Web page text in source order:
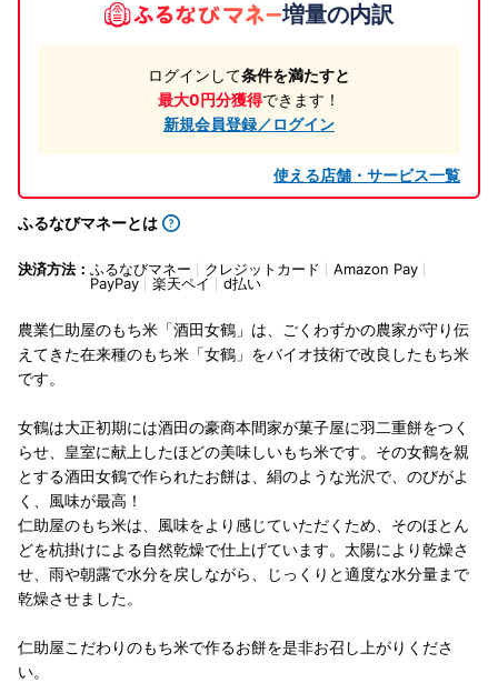
増量の内訳
ログインして条件を満たすと
最大0円分獲得できます！
新規会員登録／ログイン
使える店舗・サービス一覧
ふるなびマネーとは
決済方法： ふるなびマネー クレジットカード
Amazon Pay
PayPay
楽天ペイ d払い
農業仁助屋のもち米「酒田女鶴」は、ごくわずかの農家が守り伝
えてきた在来種のもち米「女鶴」をバイオ技術で改良したもち米
です。
女鶴は大正初期には酒田の豪商本間家が菓子屋に羽二重餅をつく
らせ、皇室に献上したほどの美味しいもち米です。その女鶴を親
とする酒田女鶴で作られたお餅は、絹のような光沢で、のびがよ
く、風味が最高！
仁助屋のもち米は、風味をより感じていただくため、そのほとん
どを杭掛けによる自然乾燥で仕上げています。太陽により乾燥さ
せ、雨や朝露で水分を戻しながら、じっくりと適度な水分量まで
乾燥させました。
仁助屋こだわりのもち米で作るお餅を是非お召し上がりくださ
い。